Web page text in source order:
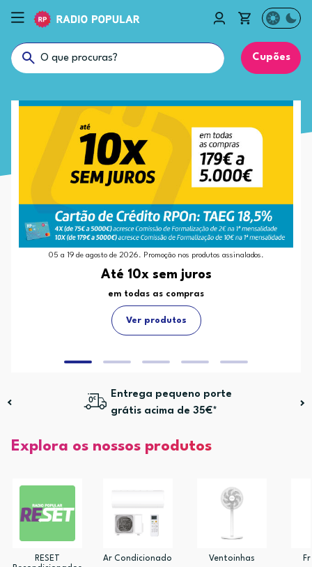
Cupões
05 a 19 de agosto de 2026. Promoção nos produtos assinalados.
Até 10x sem juros
em todas as compras
Ver produtos
Entrega pequeno porte
grátis acima de 35€*
Explora os nossos produtos
RESET
Ar Condicionado Ventoinhas